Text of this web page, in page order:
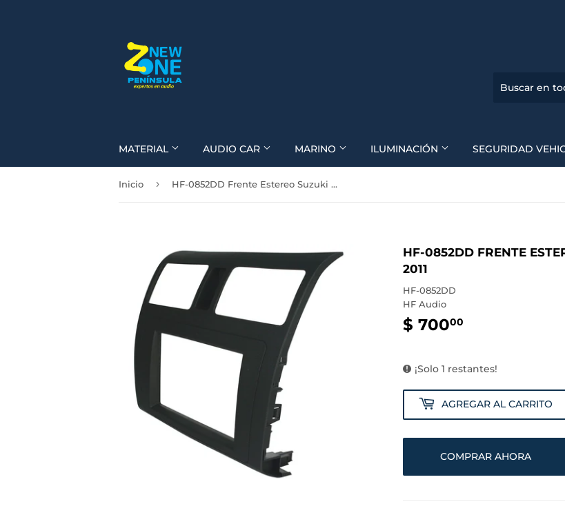
MATERIAL AUDIO CAR MARINO ILUMINACIÓN SEGURIDAD
Inicio › HF-0852DD Frente Estereo Suzuki Swift Con Aire 2009 a 2011
HF-0852DD FRENTE
2011
HF-0852DD
HF Audio
$ 70000
¡Solo 1 restantes!
AGREGAR AL CARRITO
COMPRAR AHORA